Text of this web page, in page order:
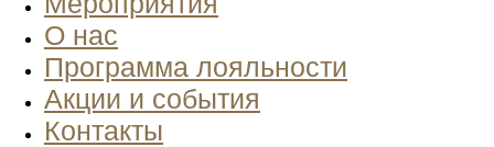
О нас
Программа лояльности
Акции и события
Контакты